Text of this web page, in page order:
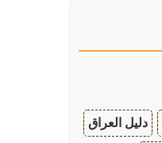
دليل العراق